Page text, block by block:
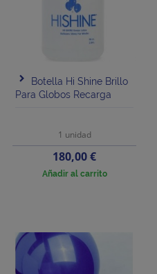
Botella Hi Shine Brillo
Para Globos Recarga
1 unidad
Precio
180,00 €
Añadir al carrito